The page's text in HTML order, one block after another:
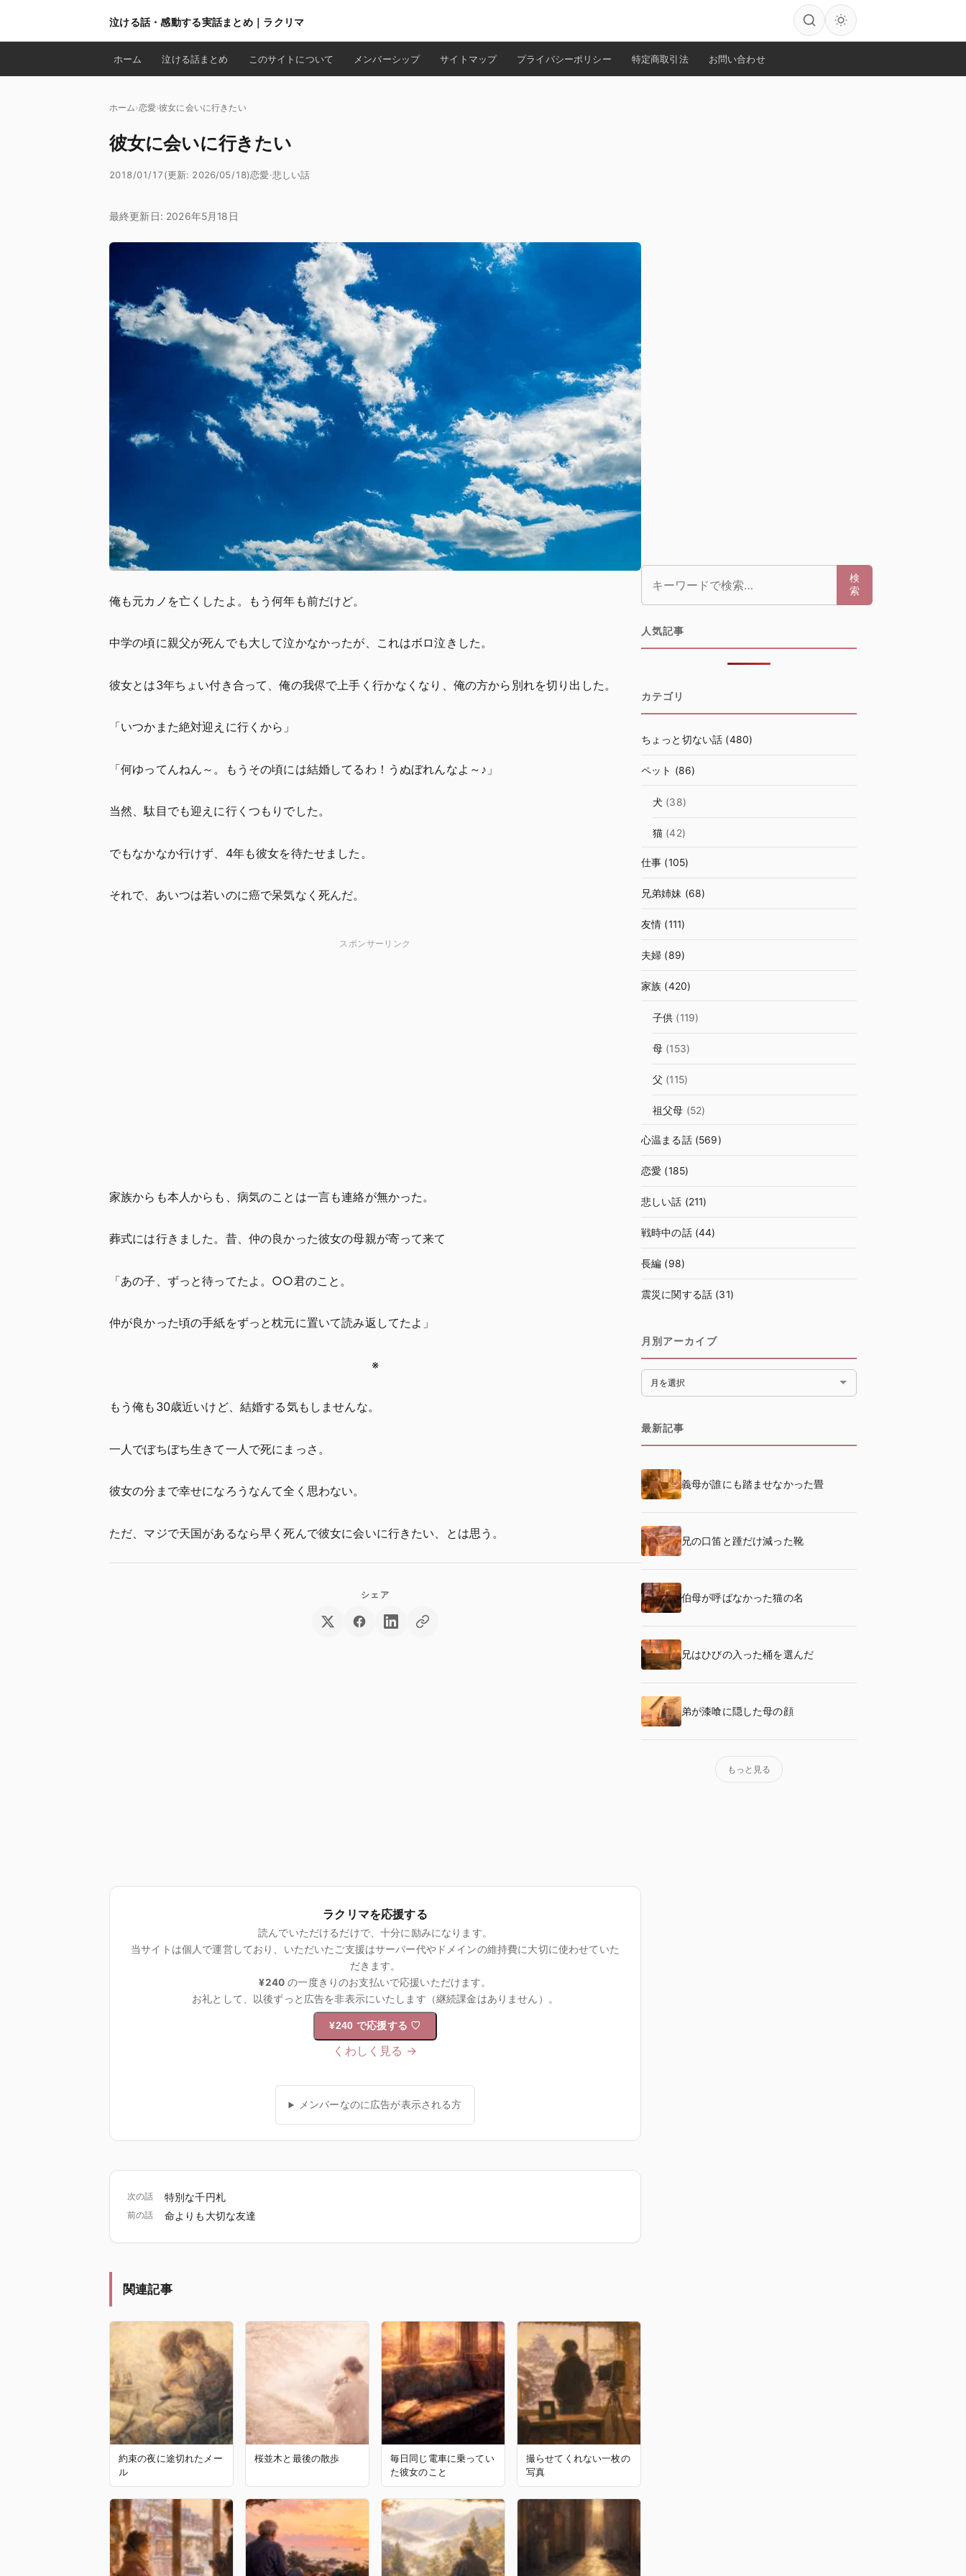
泣ける話・感動する実話まとめ｜ラクリマ
検索
ホーム 泣ける話まとめ このサイトについて メンバーシップ サイトマップ プライバシーポリシー 特定商取引法 お問い合わせ
ホーム 恋愛 彼女に会いに行きたい
彼女に会いに行きたい
2018/01/17 (更新: 2026/05/18)恋愛·悲しい話
最終更新日: 2026年5月18日
俺も元カノを亡くしたよ。もう何年も前だけど。
中学の頃に親父が死んでも大して泣かなかったが、これはボロ泣きした。
彼女とは3年ちょい付き合って、俺の我侭で上手く行かなくなり、俺の方から別れを切り出した。
「いつかまた絶対迎えに行くから」
「何ゆってんねん～。もうその頃には結婚してるわ！うぬぼれんなよ～♪」
当然、駄目でも迎えに行くつもりでした。
でもなかなか行けず、4年も彼女を待たせました。
それで、あいつは若いのに癌で呆気なく死んだ。
スポンサーリンク
家族からも本人からも、病気のことは一言も連絡が無かった。
葬式には行きました。昔、仲の良かった彼女の母親が寄って来て
「あの子、ずっと待ってたよ。○○君のこと。
仲が良かった頃の手紙をずっと枕元に置いて読み返してたよ」
※
もう俺も30歳近いけど、結婚する気もしませんな。
一人でぼちぼち生きて一人で死にまっさ。
彼女の分まで幸せになろうなんて全く思わない。
ただ、マジで天国があるなら早く死んで彼女に会いに行きたい、とは思う。
ラクリマを応援する
読んでいただけるだけで、十分に励みになります。
当サイトは個人で運営しており、いただいたご支援はサーバー代やドメインの維持費に大切に使わせていた
だきます。
¥240 の一度きりのお支払いで応援いただけます。
お礼として、以後ずっと広告を非表示にいたします（継続課金はありません）。
¥240 で応援する ♡
くわしく見る →
メンバーなのに広告が表示される方
次の話 特別な千円札
前の話 命よりも大切な友達
関連記事
約束の夜に途切れたメー
ル
桜並木と最後の散歩
毎日同じ電車に乗ってい
た彼女のこと
撮らせてくれない一枚の
写真
検
索
人気記事
カテゴリ
ちょっと切ない話 (480)
ペット (86)
犬 (38)
猫 (42)
仕事 (105)
兄弟姉妹 (68)
友情 (111)
夫婦 (89)
家族 (420)
子供 (119)
母 (153)
父 (115)
祖父母 (52)
心温まる話(569)
恋愛 (185)
悲しい話 (211)
戦時中の話(44)
長編 (98)
震災に関する話 (31)
月別アーカイブ
月別アーカイブ
最新記事
義母が誰にも踏ませなかった畳
兄の口笛と踵だけ減った靴
伯母が呼ばなかった猫の名
兄はひびの入った桶を選んだ
弟が漆喰に隠した母の顔
もっと見る